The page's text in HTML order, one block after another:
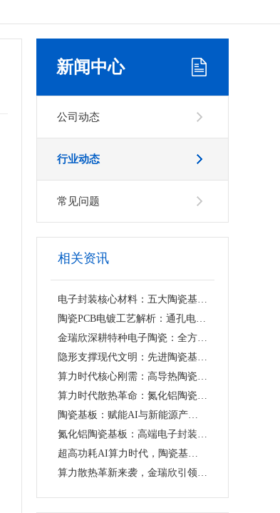
新闻中心
公司动态
行业动态
常见问题
相关资讯
电子封装核心材料：五大陶瓷基板工艺技术全解析
陶瓷PCB电镀工艺解析：通孔电镀与表层镀层方案选型指南
金瑞欣深耕特种电子陶瓷：全方位解析核心应用场景与产业价值
隐形支撑现代文明：先进陶瓷基板的产业新格局与未来新机遇
算力时代核心刚需：高导热陶瓷基板与精密划片解决方案
算力时代散热革命：氮化铝陶瓷基板构筑国产半导体底层硬实力
陶瓷基板：赋能AI与新能源产业的核心隐形基材，国产替代迈入决胜新阶段
氮化铝陶瓷基板：高端电子封装领域的高导热核心材料
超高功耗AI算力时代，陶瓷基板重构底层材料新生态
算力散热革新来袭，金瑞欣引领氮化铝陶瓷基板产业高质量发展